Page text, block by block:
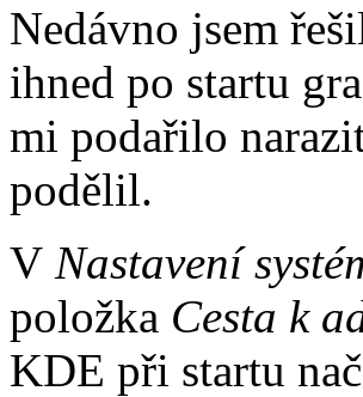
Nedávno jsem
ihned po startu
mi podařilo
podělil.
V Nastavení
položka Cesta k
KDE při startu